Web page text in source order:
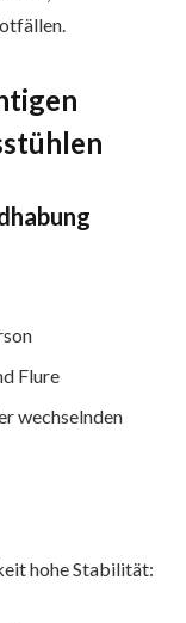
Flure
wechselnden
hohe Stabilität: